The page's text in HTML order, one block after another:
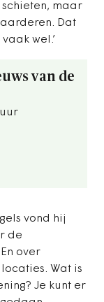
maar
Dat
wel.’
van de
vond hij
de
over
Wat is
Je kunt er